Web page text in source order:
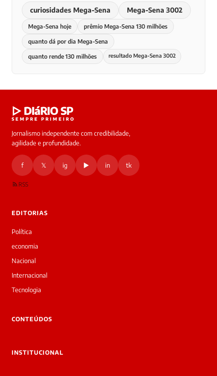
curiosidades Mega-Sena Mega-Sena 3002
Mega-Sena hoje prêmio Mega-Sena 130 milhões
quanto dá por dia Mega-Sena
quanto rende 130 milhões resultado Mega-Sena 3002
▷ DIáRIO SP
SEMPRE PRIMEIRO
Jornalismo independente com credibilidade,
agilidade e profundidade.
f 𝕏 ig ▶ in tk
RSS
EDITORIAS
Política
economia
Nacional
Internacional
Tecnologia
CONTEÚDOS
INSTITUCIONAL